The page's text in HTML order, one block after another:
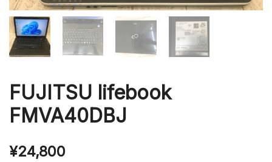
FUJITSU lifebook
FMVA40DBJ
¥24,800